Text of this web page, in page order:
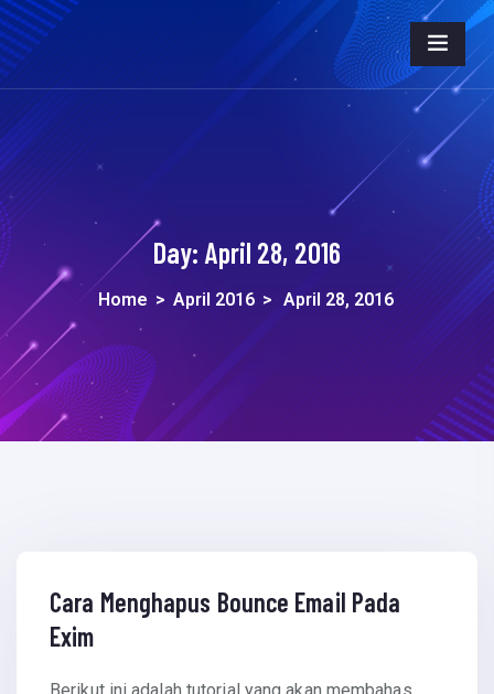
Day: April 28, 2016
Home > April 2016 > April 28, 2016
April 28, 2016
Cara Menghapus Bounce Email Pada
Exim